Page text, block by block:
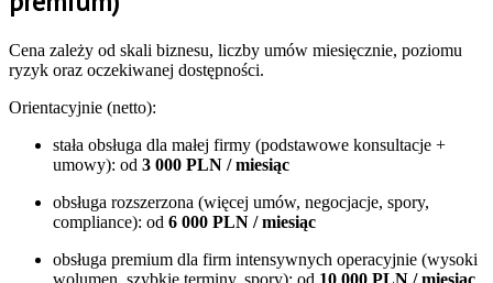
Cena zależy od skali biznesu, liczby umów miesięcznie, poziomu
ryzyk oraz oczekiwanej dostępności.
Orientacyjnie (netto):
stała obsługa dla małej firmy (podstawowe konsultacje +
umowy): od 3 000 PLN / miesiąc
obsługa rozszerzona (więcej umów, negocjacje, spory,
compliance): od 6 000 PLN / miesiąc
obsługa premium dla firm intensywnych operacyjnie (wysoki